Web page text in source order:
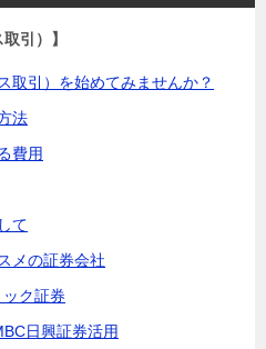
引）】
取引）を始めてみませんか？
法
費用
て
メの証券会社
ク証券
日興証券活用